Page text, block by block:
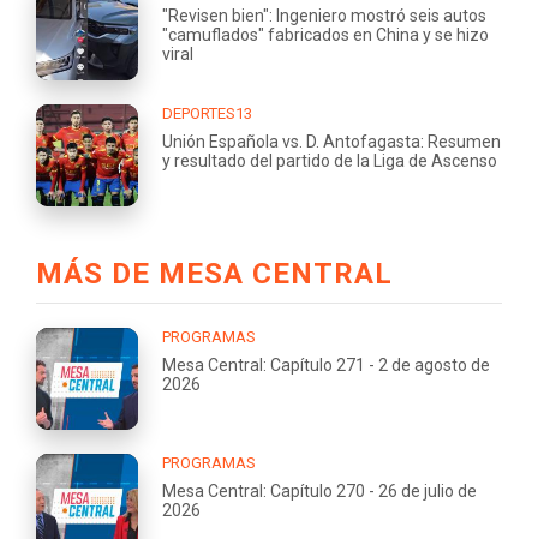
"Revisen bien": Ingeniero mostró seis autos
"camuflados" fabricados en China y se hizo
viral
DEPORTES13
Unión Española vs. D. Antofagasta: Resumen
y resultado del partido de la Liga de Ascenso
MÁS DE MESA CENTRAL
PROGRAMAS
Mesa Central: Capítulo 271 - 2 de agosto de
2026
PROGRAMAS
Mesa Central: Capítulo 270 - 26 de julio de
2026